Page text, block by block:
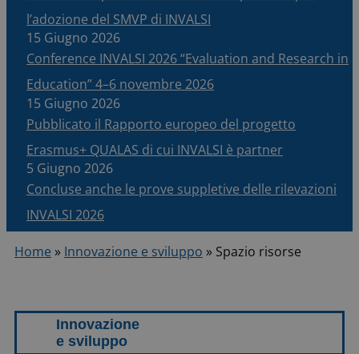
l’adozione del SMVP di INVALSI
15 Giugno 2026
Conference INVALSI 2026 “Evaluation and Research in
Education” 4–6 novembre 2026
15 Giugno 2026
Pubblicato il Rapporto europeo del progetto
Erasmus+ QUALAS di cui INVALSI è partner
5 Giugno 2026
Concluse anche le prove suppletive delle rilevazioni
INVALSI 2026
Home » Innovazione e sviluppo » Spazio risorse